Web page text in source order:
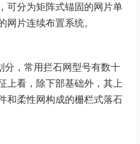
可分为矩阵式锚固的网片单
网片连续布置系统。
分，常用拦石网型号有数十
上看，除下部基础外，其上
和柔性网构成的栅栏式落石